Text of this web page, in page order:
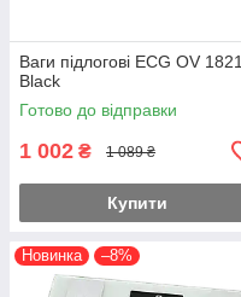
Ваги підлогові ECG OV 1821
Black
Готово до відправки
1 002 ₴ 1 089 ₴
Купити
Новинка –8%